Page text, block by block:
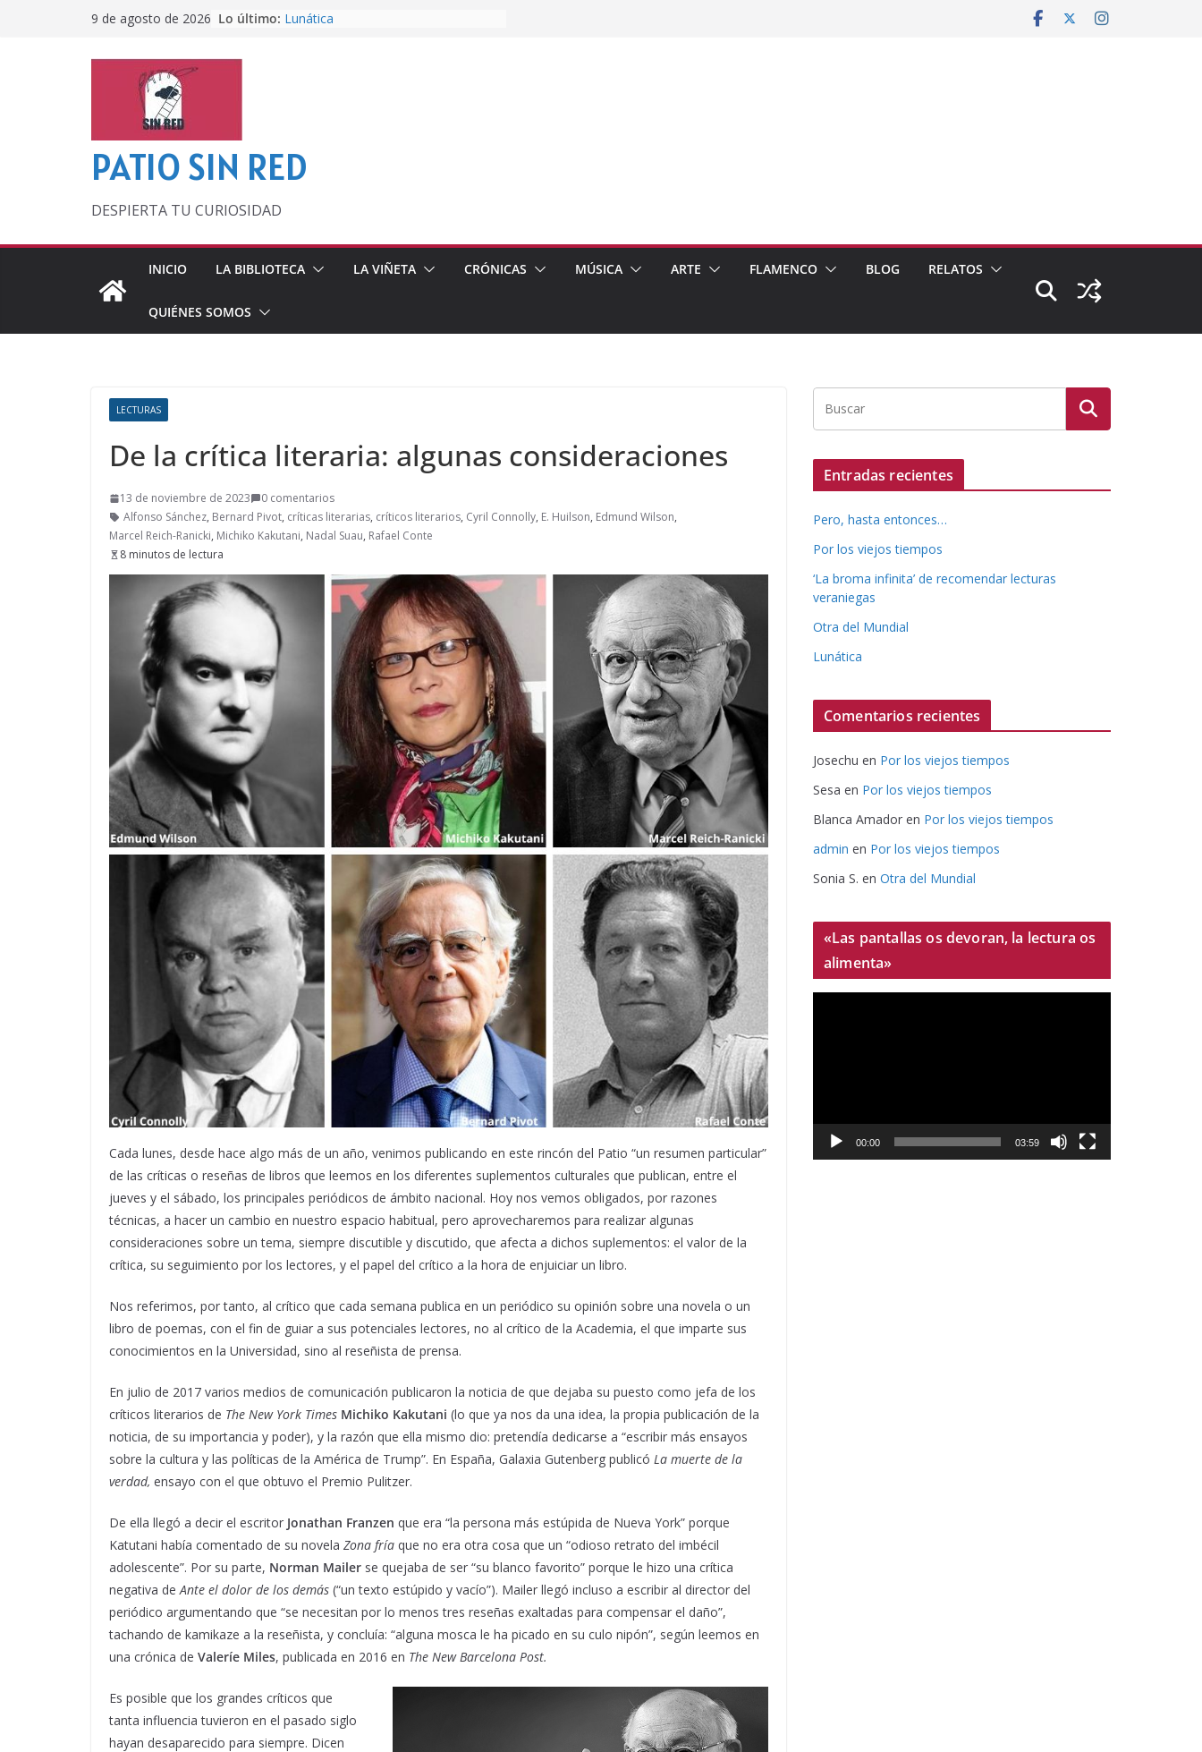
9 de agosto de 2026 Lo último: Lunática
PATIO SIN RED
DESPIERTA TU CURIOSIDAD
INICIO LA BIBLIOTECA LA VIÑETA CRÓNICAS MÚSICA ARTE FLAMENCO BLOG RELATOS
QUIÉNES SOMOS
LECTURAS
De la crítica literaria: algunas consideraciones
13 de noviembre de 2023
0 comentarios
Alfonso Sánchez, Bernard Pivot, críticas literarias, críticos literarios, Cyril Connolly, E. Huilson, Edmund Wilson,
Marcel Reich-Ranicki, Michiko Kakutani, Nadal Suau, Rafael Conte
8 minutos de lectura
Cada lunes, desde hace algo más de un año, venimos publicando en este rincón del Patio “un resumen particular”
de las críticas o reseñas de libros que leemos en los diferentes suplementos culturales que publican, entre el
jueves y el sábado, los principales periódicos de ámbito nacional. Hoy nos vemos obligados, por razones
técnicas, a hacer un cambio en nuestro espacio habitual, pero aprovecharemos para realizar algunas
consideraciones sobre un tema, siempre discutible y discutido, que afecta a dichos suplementos: el valor de la
crítica, su seguimiento por los lectores, y el papel del crítico a la hora de enjuiciar un libro.
Nos referimos, por tanto, al crítico que cada semana publica en un periódico su opinión sobre una novela o un
libro de poemas, con el fin de guiar a sus potenciales lectores, no al crítico de la Academia, el que imparte sus
conocimientos en la Universidad, sino al reseñista de prensa.
En julio de 2017 varios medios de comunicación publicaron la noticia de que dejaba su puesto como jefa de los
críticos literarios de The New York Times Michiko Kakutani (lo que ya nos da una idea, la propia publicación de la
noticia, de su importancia y poder), y la razón que ella mismo dio: pretendía dedicarse a “escribir más ensayos
sobre la cultura y las políticas de la América de Trump”. En España, Galaxia Gutenberg publicó La muerte de la
verdad, ensayo con el que obtuvo el Premio Pulitzer.
De ella llegó a decir el escritor Jonathan Franzen que era “la persona más estúpida de Nueva York” porque
Katutani había comentado de su novela Zona fría que no era otra cosa que un “odioso retrato del imbécil
adolescente”. Por su parte, Norman Mailer se quejaba de ser “su blanco favorito” porque le hizo una crítica
negativa deAnte el dolor de los demás (“un texto estúpido y vacío”). Mailer llegó incluso a escribir al director del
periódico argumentando que “se necesitan por lo menos tres reseñas exaltadas para compensar el daño”,
tachando de kamikaze a la reseñista, y concluía: “alguna mosca le ha picado en su culo nipón”, según leemos en
una crónica de Valeríe Miles, publicada en 2016 en The New Barcelona Post.
Es posible que los grandes críticos que
tanta influencia tuvieron en el pasado siglo
hayan desaparecido para siempre. Dicen
Entradas recientes
Pero, hasta entonces…
Por los viejos tiempos
‘La broma infinita’ de recomendar lecturas
veraniegas
Otra del Mundial
Lunática
Comentarios recientes
Josechu en Por los viejos tiempos
Sesa en Por los viejos tiempos
Blanca Amador en Por los viejos tiempos
admin en Por los viejos tiempos
Sonia S. en Otra del Mundial
«Las pantallas os devoran, la lectura os
alimenta»
c
00:00 03:59